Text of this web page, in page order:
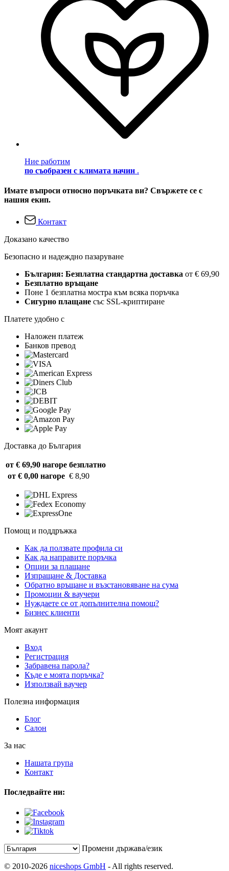
Ние работим
по съобразен с климата начин .
Имате въпроси относно поръчката ви? Свържете се с
нашия екип.
Контакт
Доказано качество
Безопасно и надеждно пазаруване
България: Безплатна стандартна доставка от € 69,90
Безплатно връщане
Поне 1 безплатна мостра към всяка поръчка
Сигурно плащане със SSL-криптиране
Платете удобно с
Наложен платеж
Банков превод
Доставка до България
от € 69,90 нагоре безплатно
от € 0,00 нагоре € 8,90
Помощ и поддръжка
Как да ползвате профила си
Как да направите поръчка
Опции за плащане
Изпращане & Доставка
Обратно връщане и възстановяване на сума
Промоции & ваучери
Нуждаете се от допълнителна помощ?
Бизнес клиенти
Моят акаунт
Вход
Регистрация
Забравена парола?
Къде е моята поръчка?
Използвай ваучер
Полезна информация
Блог
Салон
За нас
Нашата група
Контакт
Последвайте ни:
Промени държава/език
© 2010-2026 niceshops GmbH - All rights reserved.